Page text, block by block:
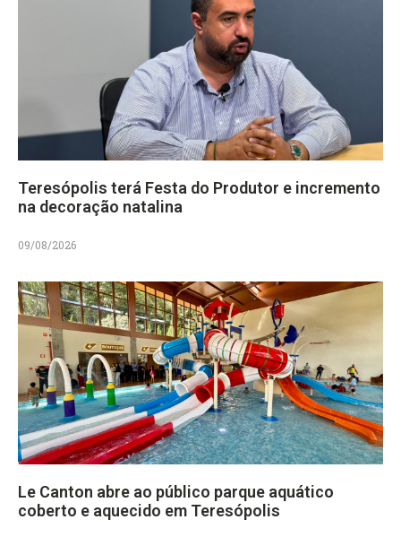
Teresópolis terá Festa do Produtor e incremento
na decoração natalina
09/08/2026
Le Canton abre ao público parque aquático
coberto e aquecido em Teresópolis